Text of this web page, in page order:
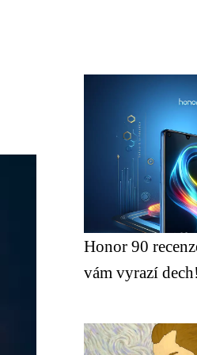
Honor 90
vám vyrazí dech!